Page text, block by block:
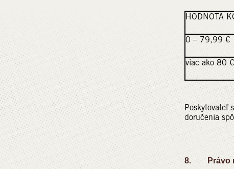
HODNOTA
0 – 79,99 €
viac ako 80 €
Poskytovateľ
doručenia
8. Právo